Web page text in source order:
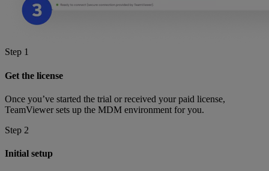
Step 1
Get the license
Once you’ve started the trial or received your paid license,
TeamViewer sets up the MDM environment for you.
Step 2
Initial setup